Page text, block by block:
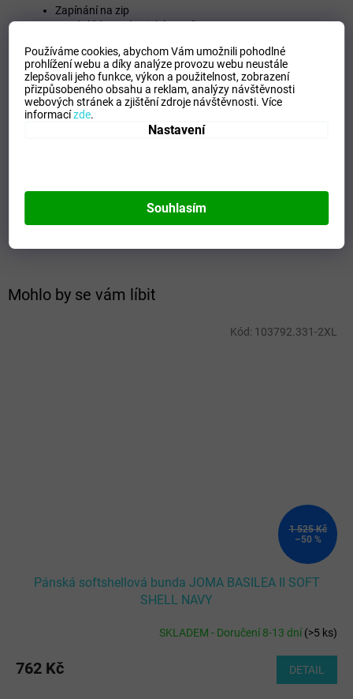
Používáme cookies, abychom Vám umožnili pohodlné
prohlížení webu a díky analýze provozu webu neustále
zlepšovali jeho funkce, výkon a použitelnost,zobrazení
přizpůsobeného obsahu a reklam, analýzy návštěvnosti
webových stránek a zjištění zdroje návštěvnosti.Více
informacízde.
Nastavení
Souhlasím
Mohlo by se vám líbit
1 525 Kč
–50 %
Pánská softshellová bunda JOMA BASILEA II SOFT
SHELL NAVY
SKLADEM - Doručení 8-13 dní(>5 ks)
762 Kč DETAIL
Kód: 103792.331-2XL
Zapínání na zip
Spodní část a elastické manžety
Kapsy se zipem
Elastická a pohodlná tkanina
Hlavní tkanina 92% Polyester, 8% Spandex / Vnitřní
podšívka 100% Polyester
Doplňkové parametry
Tipo Mdelo
100% Polyester